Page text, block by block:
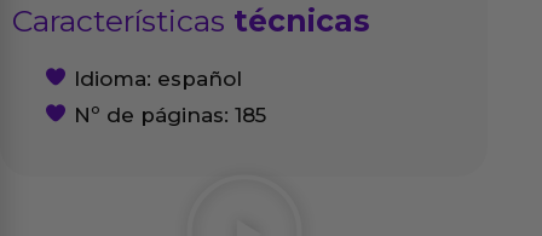
Características técnicas
Idioma: español
Nº de páginas: 185